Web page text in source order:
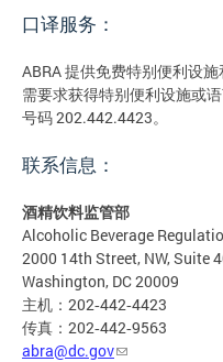
口译服务：
ABRA 提供免费特别便利设
需要求获得特别便利设施或
号码 202.442.4423。
联系信息：
酒精饮料监管部
Alcoholic Beverage
2000 14th Street, NW, Suite
Washington, DC 20009
主机：202‐442‐4423
传真：202‐442‐9563
abra@dc.gov